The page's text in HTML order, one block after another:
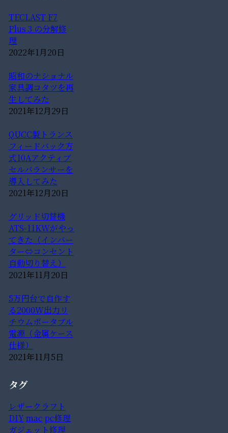
TECLAST F7
Plus 3 の分解修
理
2022年1月20日
昭和のナショナル
家具調コタツを再
生してみた
2021年12月29日
QUCC製トランス
フィードバック方
式10Aアクティブ
セルバランサーを
導入してみた
2021年12月20日
グリッド切替機
ATS-11KWがやっ
てきた（インバー
ター⇔コンセント
自動切り替え）
2021年11月20日
5万円台で自作す
る2000W出力リ
チウムポータブル
電源（金属ケース
仕様）
2021年11月5日
タグ
レザークラフト
DIYmac pc修理
ガジェット修理